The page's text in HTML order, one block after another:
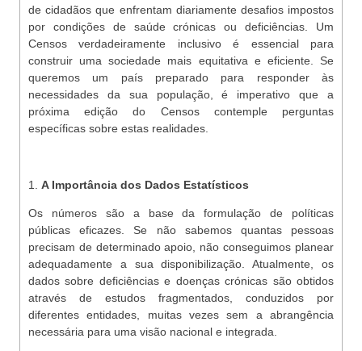
de cidadãos que enfrentam diariamente desafios impostos
por condições de saúde crónicas ou deficiências. Um
Censos verdadeiramente inclusivo é essencial para
construir uma sociedade mais equitativa e eficiente. Se
queremos um país preparado para responder às
necessidades da sua população, é imperativo que a
próxima edição do Censos contemple perguntas
específicas sobre estas realidades.
1. A Importância dos Dados Estatísticos
Os números são a base da formulação de políticas
públicas eficazes. Se não sabemos quantas pessoas
precisam de determinado apoio, não conseguimos planear
adequadamente a sua disponibilização. Atualmente, os
dados sobre deficiências e doenças crónicas são obtidos
através de estudos fragmentados, conduzidos por
diferentes entidades, muitas vezes sem a abrangência
necessária para uma visão nacional e integrada.